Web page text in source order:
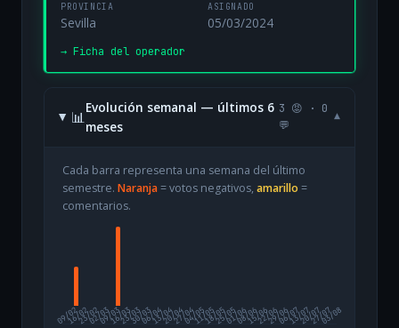
PROVINCIA
Sevilla
ASIGNADO
05/03/2024
→ Ficha del operador
📊
Evolución semanal — últimos 6
meses
3 😡 · 0
💬
▾
Cada barra representa una semana del último
semestre. Naranja= votos negativos, amarillo =
comentarios.
09/02
16/0223/0202/0309/0316/0323/0330/0306/0413/0420/0427/0404/0511/0518/0525/0501/0608/0615/0622/0629/0606/0713/0720/0727/07
03/08